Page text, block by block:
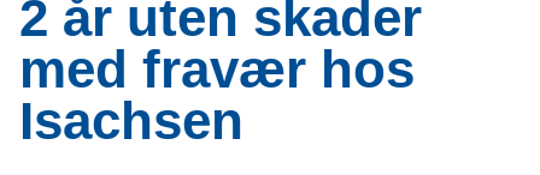
2 år uten skader
med fravær hos
Isachsen